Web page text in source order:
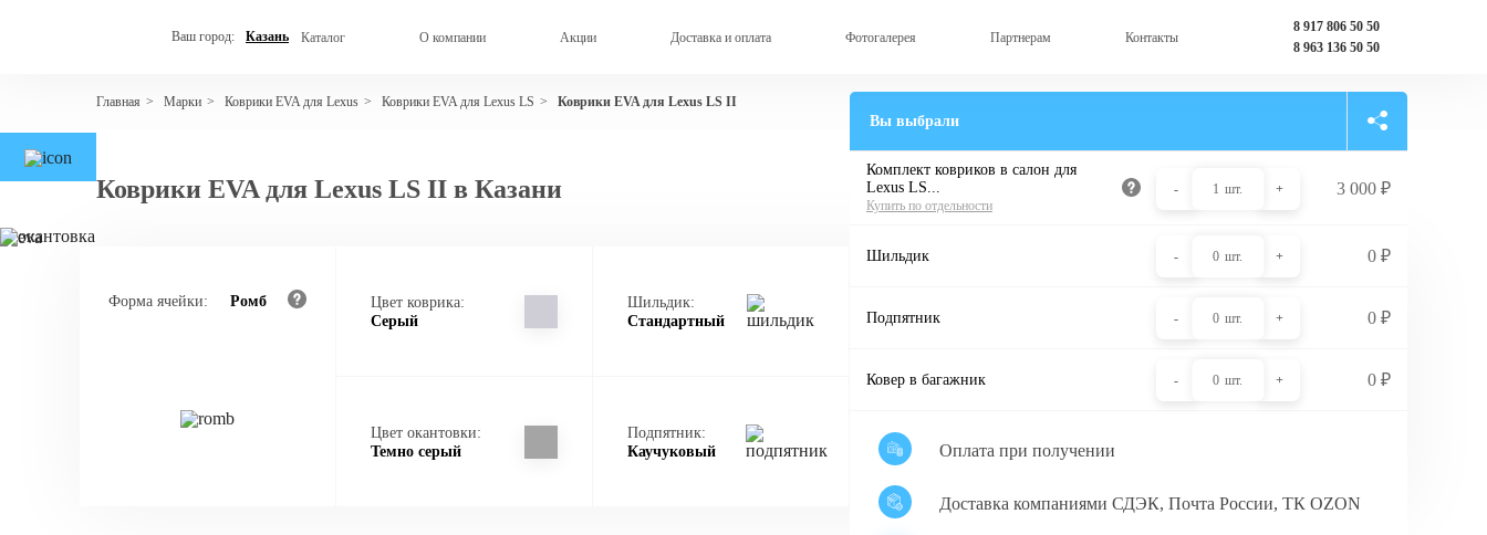
Ваш город: Казань Каталог О компании Акции Доставка и оплата Фотогалерея Партнерам Контакты
8 917 806 50 50
8 963 136 50 50
Главная > Марки > Коврики EVA для Lexus > Коврики EVA для Lexus LS > Коврики EVA для Lexus LS II
Коврики EVA для Lexus LS II в Казани
Форма ячейки: Ромб
Цвет коврика:
Серый
Шильдик:
Стандартный
Цвет окантовки:
Темно серый
Подпятник:
Каучуковый
Вы выбрали
Комплект ковриков в салон для
Lexus LS...
Купить по отдельности
- 1 шт. + 3 000₽
Шильдик - 0 шт. + 0₽
Подпятник - 0 шт. + 0₽
Ковер в багажник - 0 шт. + 0₽
Оплата при получении
Доставка компаниями СДЭК, Почта России, ТК OZON